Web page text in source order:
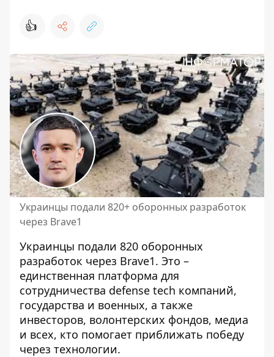
👍
Украинцы подали 820+ оборонных разработок
через Brave1
Украинцы подали 820 оборонных
разработок через Brave1. Это –
единственная платформа для
сотрудничества defense tech компаний,
государства и военных, а также
инвесторов, волонтерских фондов, медиа
и всех, кто помогает приближать победу
через технологии.